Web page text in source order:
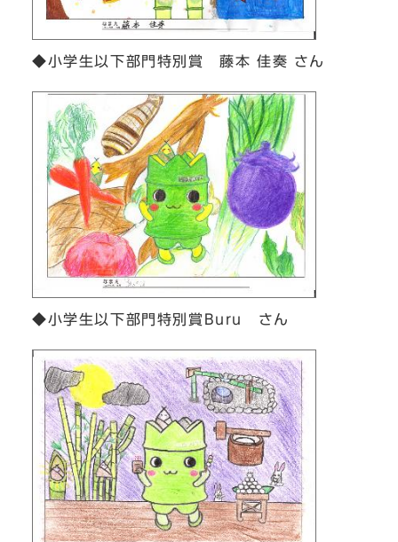
◆小学生以下部門特別賞 藤本 佳奏 さん
◆小学生以下部門特別賞Buru さん